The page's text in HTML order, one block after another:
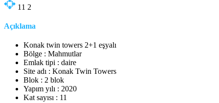
11 2
Açıklama
Konak twin towers 2+1 eşyalı
Bölge : Mahmutlar
Emlak tipi : daire
Site adı : Konak Twin Towers
Blok : 2 blok
Yapım yılı : 2020
Kat sayısı : 11